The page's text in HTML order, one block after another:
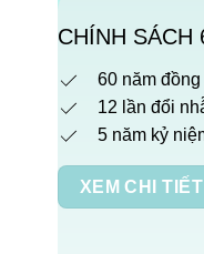
CHÍNH SÁCH
60 năm
12 lần đổi
5 năm kỷ
XEM CHI TIẾT